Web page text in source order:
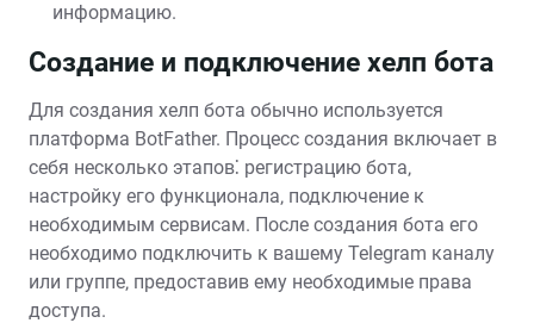
информацию.
Создание и подключение хелп бота
Для создания хелп бота обычно используется
платформа BotFather. Процесс создания включает в
себя несколько этапов⁚ регистрацию бота‚
настройку его функционала‚ подключение к
необходимым сервисам. После создания бота его
необходимо подключить к вашему Telegram каналу
или группе‚ предоставив ему необходимые права
доступа.